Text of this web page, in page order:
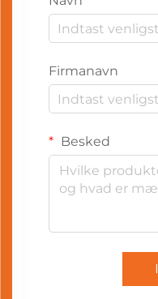
Firmanavn
Besked